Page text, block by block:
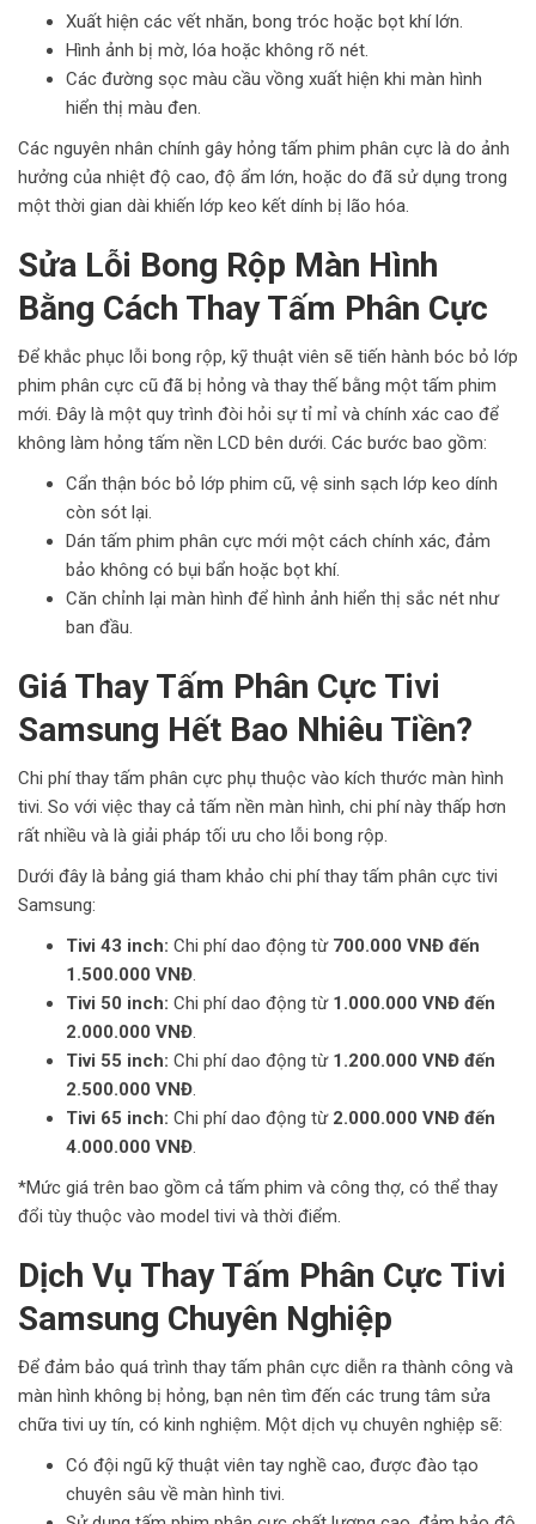
Xuất hiện các vết nhăn, bong tróc hoặc bọt khí lớn.
Hình ảnh bị mờ, lóa hoặc không rõ nét.
Các đường sọc màu cầu vồng xuất hiện khi màn hình
hiển thị màu đen.
Các nguyên nhân chính gây hỏng tấm phim phân cực là do ảnh
hưởng của nhiệt độ cao, độ ẩm lớn, hoặc do đã sử dụng trong
một thời gian dài khiến lớp keo kết dính bị lão hóa.
Sửa Lỗi Bong Rộp Màn Hình
Bằng Cách Thay Tấm Phân Cực
Để khắc phục lỗi bong rộp, kỹ thuật viên sẽ tiến hành bóc bỏ lớp
phim phân cực cũ đã bị hỏng và thay thế bằng một tấm phim
mới. Đây là một quy trình đòi hỏi sự tỉ mỉ và chính xác cao để
không làm hỏng tấm nền LCD bên dưới. Các bước bao gồm:
Cẩn thận bóc bỏ lớp phim cũ, vệ sinh sạch lớp keo dính
còn sót lại.
Dán tấm phim phân cực mới một cách chính xác, đảm
bảo không có bụi bẩn hoặc bọt khí.
Căn chỉnh lại màn hình để hình ảnh hiển thị sắc nét như
ban đầu.
Giá Thay Tấm Phân Cực Tivi
Samsung Hết Bao Nhiêu Tiền?
Chi phí thay tấm phân cực phụ thuộc vào kích thước màn hình
tivi. So với việc thay cả tấm nền màn hình, chi phí này thấp hơn
rất nhiều và là giải pháp tối ưu cho lỗi bong rộp.
Dưới đây là bảng giá tham khảo chi phí thay tấm phân cực tivi
Samsung:
Tivi 43 inch: Chi phí dao động từ 700.000 VNĐ đến
1.500.000 VNĐ
Tivi 50 inch: Chi phí dao động từ 1.000.000 VNĐ đến
2.000.000 VNĐ
Tivi 55 inch: Chi phí dao động từ 1.200.000 VNĐ đến
2.500.000 VNĐ
Tivi 65 inch: Chi phí dao động từ 2.000.000 VNĐ đến
4.000.000 VNĐ
*Mức giá trên bao gồm cả tấm phim và công thợ, có thể thay
đổi tùy thuộc vào model tivi và thời điểm.
Dịch Vụ Thay Tấm Phân Cực Tivi
Samsung Chuyên Nghiệp
Để đảm bảo quá trình thay tấm phân cực diễn ra thành công và
màn hình không bị hỏng, bạn nên tìm đến các trung tâm sửa
chữa tivi uy tín, có kinh nghiệm. Một dịch vụ chuyên nghiệp sẽ:
Có đội ngũ kỹ thuật viên tay nghề cao, được đào tạo
chuyên sâu về màn hình tivi.